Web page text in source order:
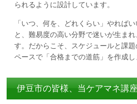
られるように設計しています。
「いつ、何を、どれくらい」やれば
と、難易度の高い分野で迷いが生ま
す。だからこそ、スケジュールと課
ペースで「合格までの道筋」を作成し
伊豆市の皆様、当ケアマネ講